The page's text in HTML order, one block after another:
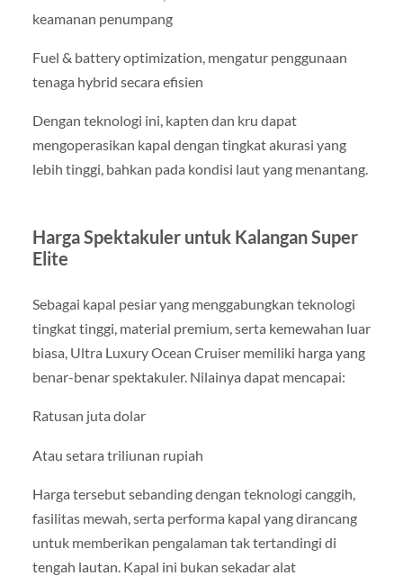
keamanan penumpang
Fuel & battery optimization, mengatur penggunaan
tenaga hybrid secara efisien
Dengan teknologi ini, kapten dan kru dapat
mengoperasikan kapal dengan tingkat akurasi yang
lebih tinggi, bahkan pada kondisi laut yang menantang.
Harga Spektakuler untuk Kalangan Super
Elite
Sebagai kapal pesiar yang menggabungkan teknologi
tingkat tinggi, material premium, serta kemewahan luar
biasa, Ultra Luxury Ocean Cruiser memiliki harga yang
benar-benar spektakuler. Nilainya dapat mencapai:
Ratusan juta dolar
Atau setara triliunan rupiah
Harga tersebut sebanding dengan teknologi canggih,
fasilitas mewah, serta performa kapal yang dirancang
untuk memberikan pengalaman tak tertandingi di
tengah lautan. Kapal ini bukan sekadar alat